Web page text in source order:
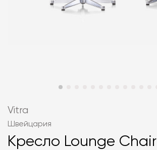
Vitra
Швейцария
Кресло Lounge Chair